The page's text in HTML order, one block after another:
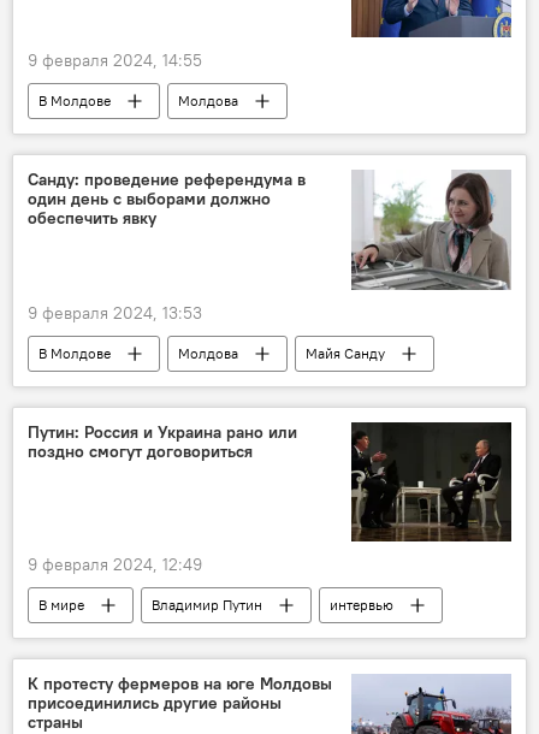
9 февраля 2024, 14:55
В Молдове
Молдова
Железная дорога Молдовы
Андрей Спыну
Санду: проведение референдума в
один день с выборами должно
обеспечить явку
9 февраля 2024, 13:53
В Молдове Молдова
Майя Санду
выборы
Президентские выборы и еврореферендум-2024
Путин: Россия и Украина рано или
поздно смогут договориться
9 февраля 2024, 12:49
В мире Владимир Путин интервью
К протесту фермеров на юге Молдовы
присоединились другие районы
страны